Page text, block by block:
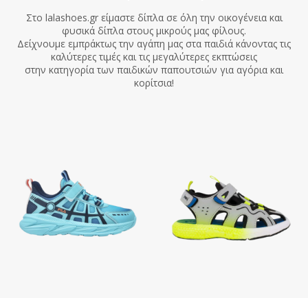
Στο lalashoes.gr είμαστε δίπλα σε όλη την οικογένεια και
φυσικά δίπλα στους μικρούς μας φίλους.
Δείχνουμε εμπράκτως την αγάπη μας στα παιδιά κάνοντας τις
καλύτερες τιμές και τις μεγαλύτερες εκπτώσεις
στην κατηγορία των παιδικών παπουτσιών για αγόρια και
κορίτσια!